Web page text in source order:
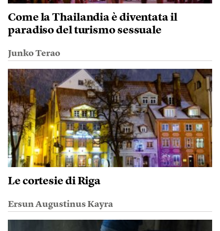
Come la Thailandia è diventata il
paradiso del turismo sessuale
Junko Terao
Le cortesie di Riga
Ersun Augustinus Kayra